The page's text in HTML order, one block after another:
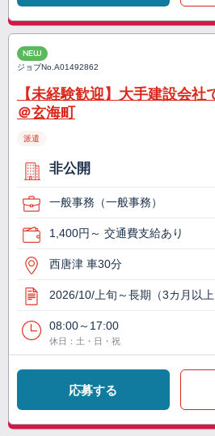
NEW
ジョブNo.A01492862
【未経験歓迎】大手建設会
＠玄海町
派遣
非公開
一般事務（一般事務）
1,400円～ 交通費支給あり
西唐津 車30分
2026/10/上旬～長期（3カ月以上
08:00～17:00
休日：土・日・祝
応募する